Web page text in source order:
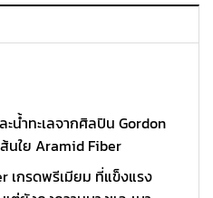
น้ำทะเลจากศิลปิน Gordon
นใย Aramid Fiber
เกรดพรีเมียม ที่แข็งแรง